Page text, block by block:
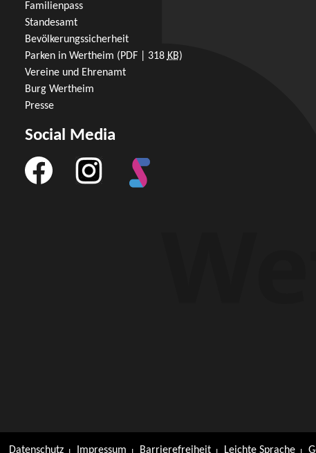
Familienpass
Standesamt
Bevölkerungssicherheit
Parken in Wertheim (PDF | 318 KB)
Vereine und Ehrenamt
Burg Wertheim
Presse
Social Media
Datenschutz Impressum Barrierefreiheit Leichte Sprache